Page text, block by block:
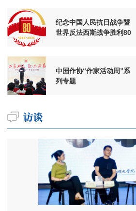
纪念中国人民抗日战争暨
世界反法西斯战争胜利80
中国作协“作家活动周”系
列专题